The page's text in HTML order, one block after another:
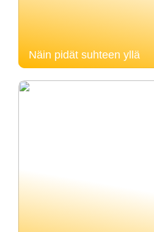
Näin pidät suhteen yllä